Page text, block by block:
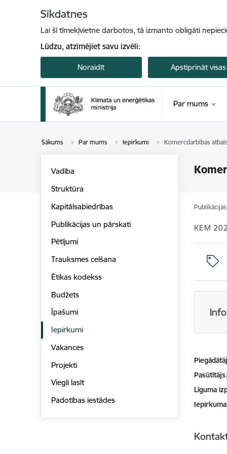
Sīkdatnes
Lai šī tīmekļvietne darbotos, tā izmanto obligāti
Lūdzu, atzīmējiet savu izvēli:
Noraidīt Apstiprināt visas
Par mums
Sākums Par mums Iepirkumi Komercdarbības
Vadība
Struktūra
Kapitālsabiedrības
Publikācijas un pārskati
Pētījumi
Trauksmes celšana
Ētikas kodekss
Budžets
Īpašumi
Iepirkumi
Vakances
Projekti
Viegli lasīt
Padotības iestādes
KEM
Pasūtītājs
Līguma